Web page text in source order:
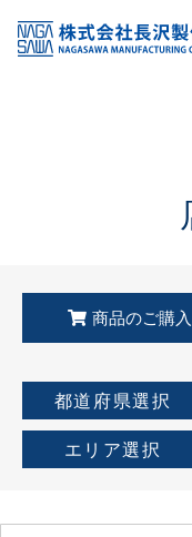
KSS加盟店・取扱店情
店舗一覧
商品のご購入
都道府県選択
エリア選択